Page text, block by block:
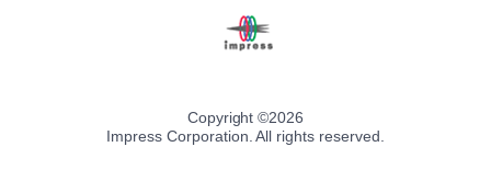
Copyright ©2026
Impress Corporation. All rights reserved.